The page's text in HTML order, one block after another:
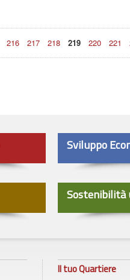
216 217 218 219 220 221
Sviluppo
Sostenibilità
Il tuo Quartiere